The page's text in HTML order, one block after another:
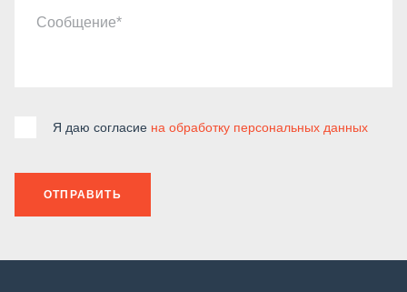
Сообщение
Я даю согласие на обработку персональных данных
ОТПРАВИТЬ